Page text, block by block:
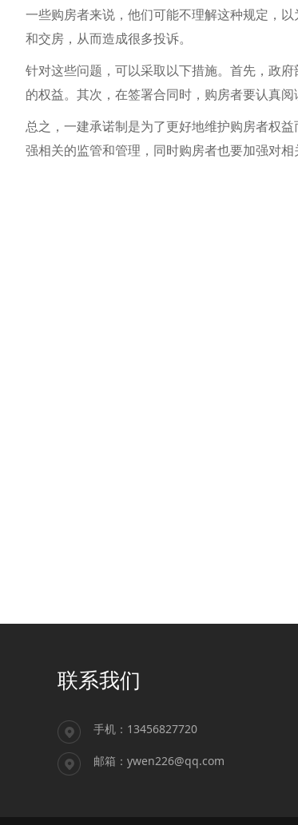
一些购房者来说，他们可能不理解这种规定，
和交房，从而造成很多投诉。
针对这些问题，可以采取以下措施。首先，政
的权益。其次，在签署合同时，购房者要认真阅
总之，一建承诺制是为了更好地维护购房者权
强相关的监管和管理，同时购房者也要加强对相
联系我们
手机：13456827720
邮箱：ywen226@qq.com